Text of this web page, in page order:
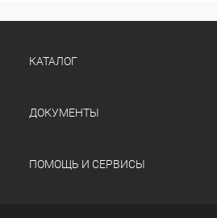
КАТАЛОГ
ДОКУМЕНТЫ
ПОМОЩЬ И СЕРВИСЫ